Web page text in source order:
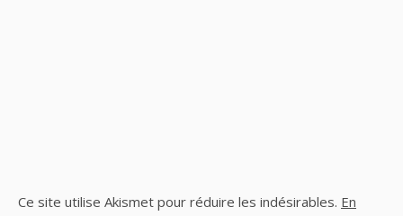
Ce site utilise Akismet pour réduire les indésirables. En